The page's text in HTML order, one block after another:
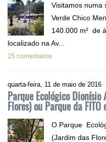
Visitamos numa
Verde Chico
140.000 m² de
localizado na Av...
15 comentários
quarta-feira, 11 de maio de 2016
Parque Ecológico
Flores) ou Parque da FITO
O Parque
(Jardim das